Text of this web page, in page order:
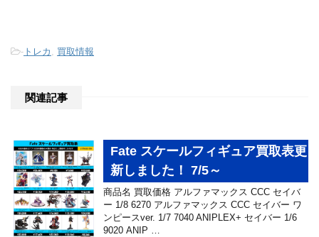
- トレカ , 買取情報
関連記事
Fate スケールフィギュア買取表更
新しました！ 7/5～
商品名 買取価格 アルファマックス CCC セイバ
ー 1/8 6270 アルファマックス CCC セイバー ワ
ンピースver. 1/7 7040 ANIPLEX+ セイバー 1/6
9020 ANIP …